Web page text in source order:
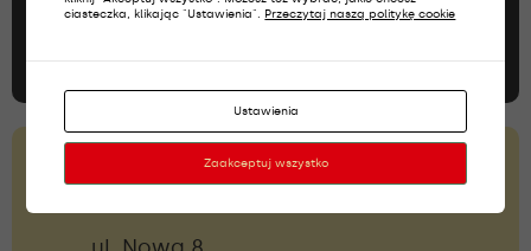
Skontaktuj się z nami!
ciasteczka, klikając "Ustawienia". Przeczytaj naszą politykę cookie
Ustawienia
Zaakceptuj wszystko